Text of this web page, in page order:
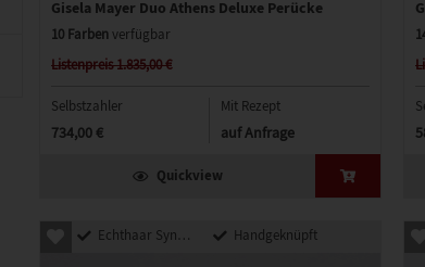
Gisela Mayer Duo Athens Deluxe Perücke
10 Farbenverfügbar
Listenpreis 1.835,00 €
Selbstzahler
734,00 €
Mit Rezept
auf Anfrage
Quickview
Echthaar Synthetik Mix Handgeknüpft